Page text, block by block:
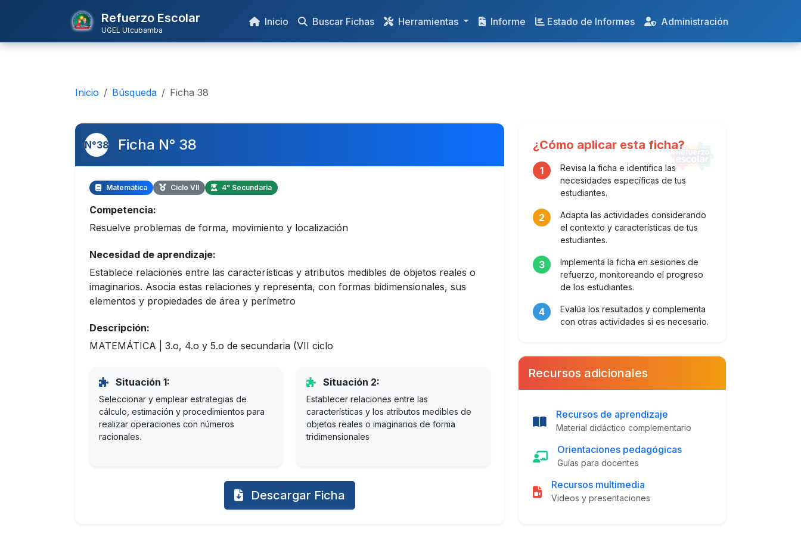
Refuerzo Escolar
UGEL Utcubamba
Inicio Buscar Fichas Herramientas Informe Estado de Informes Administración
Inicio Búsqueda Ficha 38
N°38 Ficha N° 38
Matemática Ciclo VII 4° Secundaria
Competencia:
Resuelve problemas de forma, movimiento y localización
Necesidad de aprendizaje:
Establece relaciones entre las características y atributos medibles de objetos reales o
imaginarios. Asocia estas relaciones y representa, con formas bidimensionales, sus
elementos y propiedades de área y perímetro
Descripción:
MATEMÁTICA | 3.o, 4.o y 5.o de secundaria (VII ciclo
Situación 1:
Seleccionar y emplear estrategias de
cálculo, estimación y procedimientos para
realizar operaciones con números
racionales.
Situación 2:
Establecer relaciones entre las
características y los atributos medibles de
objetos reales o imaginarios de forma
tridimensionales
Descargar Ficha
¿Cómo aplicar esta ficha?
1
Revisa la ficha e identifica las
necesidades específicas de tus
estudiantes.
2
Adapta las actividades considerando
el contexto y características de tus
estudiantes.
3
Implementa la ficha en sesiones de
refuerzo, monitoreando el progreso
de los estudiantes.
4
Evalúa los resultados y complementa
con otras actividades si es necesario.
Recursos adicionales
Recursos de aprendizaje
Material didáctico complementario
Orientaciones pedagógicas
Guías para docentes
Recursos multimedia
Videos y presentaciones